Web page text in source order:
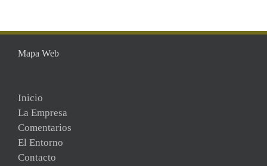
Mapa Web
Inicio
La Empresa
Comentarios
El Entorno
Contacto